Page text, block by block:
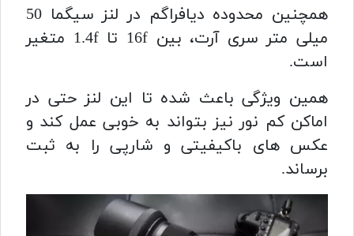
همچنین محدوده دیافراگم در لنز سیگما 50
میلی متر سری آرت، بین 16f تا 1.4f متغیر
است.
همین ویژگی باعث شده تا این لنز حتی در
اماکن کم نور نیز بتواند به خوبی عمل کند و
عکس های باکیفیتی و شارپی را به ثبت
برساند.